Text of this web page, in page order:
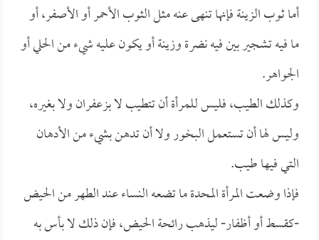
أما ثوب الزينة فإنها تنهى عنه مثل الثوب الأحمر أو الأصفر، أو
ما فيه تشجير بين فيه نضرة وزينة أو يكون عليه شيء من الحلي أو
الجواهر.
وكذلك الطيب، فليس للمرأة أن تتطيب لا بزعفران ولا بغيره،
وليس لها أن تستعمل البخور ولا أن تدهن بشيء من الأدهان
التي فيها طيب.
فإذا وضعت المرأة المحدة ما تضعه النساء عند الطهر من الحيض
-كقسط أو أظفار- ليذهب رائحة الحيض، فإن ذلك لا بأس به